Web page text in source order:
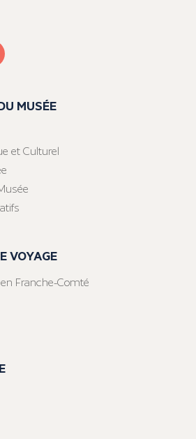
MUSÉE
et Culturel
VOYAGE
Franche-Comté